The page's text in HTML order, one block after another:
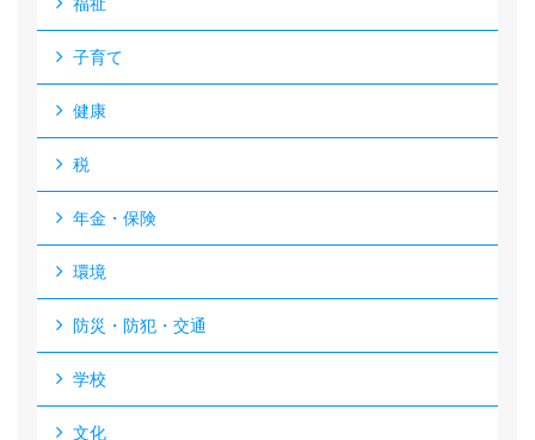
子育て
健康
税
年金・保険
環境
防災・防犯・交通
学校
文化